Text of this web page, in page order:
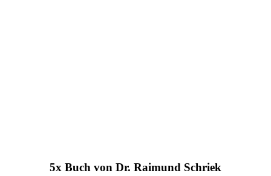
5x Buch von Dr. Raimund Schriek